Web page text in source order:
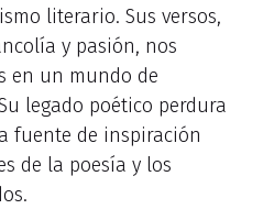
literario. Sus versos,
y pasión, nos
en un mundo de
legado poético perdura
fuente de inspiración
de la poesía y los